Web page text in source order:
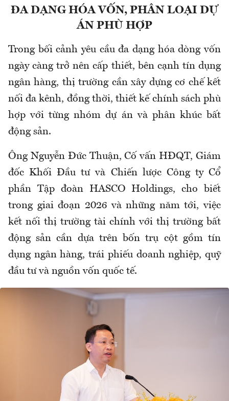
ĐA DẠNG HÓA VỐN, PHÂN LOẠI DỰ
ÁN PHÙ HỢP
Trong bối cảnh yêu cầu đa dạng hóa dòng vốn
ngày càng trở nên cấp thiết, bên cạnh tín dụng
ngân hàng, thị trường cần xây dựng cơ chế kết
nối đa kênh, đồng thời, thiết kế chính sách phù
hợp với từng nhóm dự án và phân khúc bất
động sản.
Ông Nguyễn Đức Thuận, Cố vấn HĐQT, Giám
đốc Khối Đầu tư và Chiến lược Công ty Cổ
phần Tập đoàn HASCO Holdings, cho biết
trong giai đoạn 2026 và những năm tới, việc
kết nối thị trường tài chính với thị trường bất
động sản cần dựa trên bốn trụ cột gồm tín
dụng ngân hàng, trái phiếu doanh nghiệp, quỹ
đầu tư và nguồn vốn quốc tế.